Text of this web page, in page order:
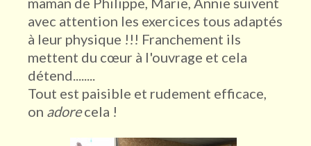
avec attention les exercices tous adaptés
à leur physique !!! Franchement ils
mettent du cœur à l'ouvrage et cela
détend........
Tout est paisible et rudement efficace,
on adorecela !